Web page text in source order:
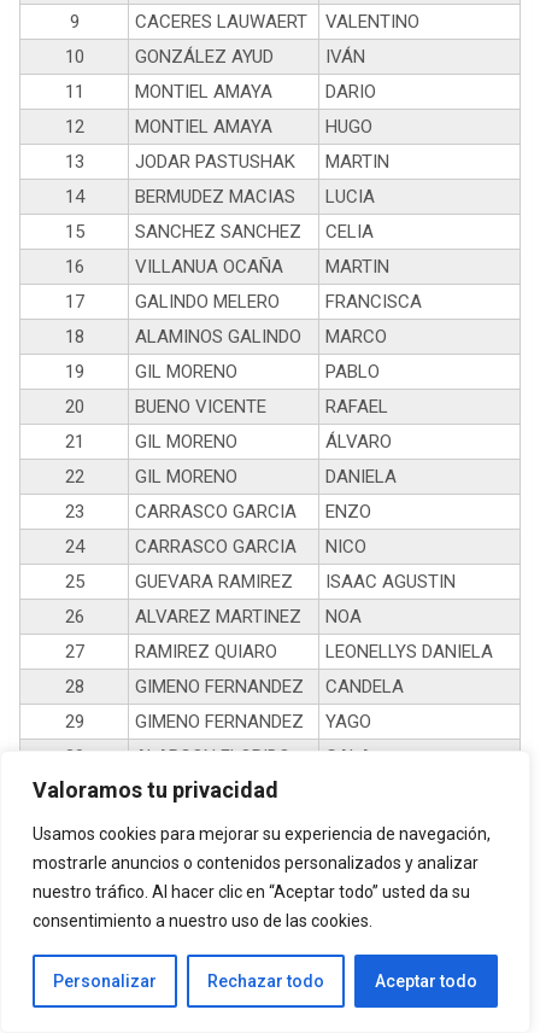
Valoramos tu privacidad
Usamos cookies para mejorar su experiencia de navegación,
mostrarle anuncios o contenidos personalizados y analizar
nuestro tráfico. Al hacer clic en “Aceptar todo” usted da su
consentimiento a nuestro uso de las cookies.
Personalizar Rechazar todo Aceptar todo
9
CACERES LAUWAERT
VALENTINO
10
GONZÁLEZ AYUD
IVÁN
11
MONTIEL AMAYA
DARIO
12
MONTIEL AMAYA
HUGO
13
JODAR PASTUSHAK
MARTIN
14
BERMUDEZ MACIAS
LUCIA
15
SANCHEZ SANCHEZ
CELIA
16
VILLANUA OCAÑA
MARTIN
17
GALINDO MELERO
FRANCISCA
18
ALAMINOS GALINDO
MARCO
19
GIL MORENO
PABLO
20
BUENO VICENTE
RAFAEL
21
GIL MORENO
ÁLVARO
22
GIL MORENO
DANIELA
23
CARRASCO GARCIA
ENZO
24
CARRASCO GARCIA
NICO
25
GUEVARA RAMIREZ
ISAAC AGUSTIN
26
ALVAREZ MARTINEZ
NOA
27
RAMIREZ QUIARO
LEONELLYS DANIELA
28
GIMENO FERNANDEZ
CANDELA
29
GIMENO FERNANDEZ
YAGO
30
ALARCON FLORIDO
GALA
31
AVILA FERNANDEZ
32
CALVO GRANADOS
JOSE MANUEL
33
AVILA FERNANDEZ
PABLO
34
BIEDMA CANO JULIA
CASTAGNOLA
TULLOCH
CASTAGNOLA
TULLOCH